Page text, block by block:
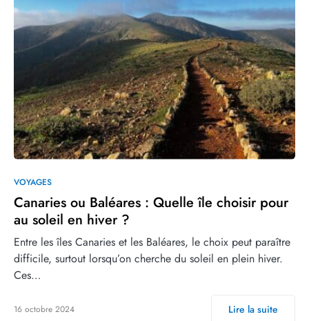
VOYAGES
Canaries ou Baléares : Quelle île choisir pour
au soleil en hiver ?
Entre les îles Canaries et les Baléares, le choix peut paraître
difficile, surtout lorsqu’on cherche du soleil en plein hiver.
Ces…
16 octobre 2024 Lire la suite